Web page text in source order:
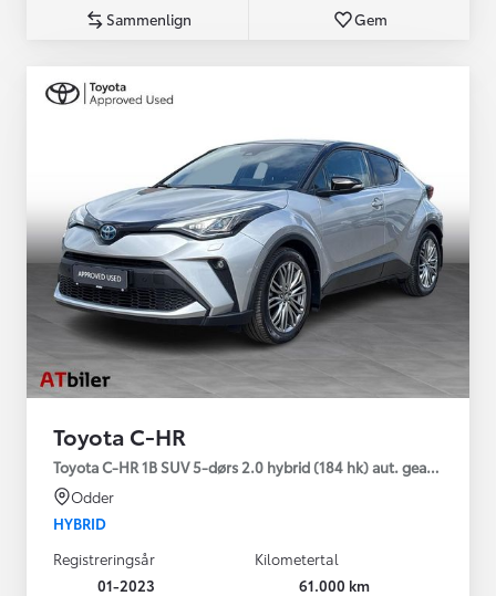
Sammenlign Gem
Toyota C-HR
Toyota C-HR 1B SUV 5-dørs 2.0 hybrid (184 hk) aut. gear C-HIC
Odder
HYBRID
Registreringsår
01-2023
Kilometertal
61.000 km